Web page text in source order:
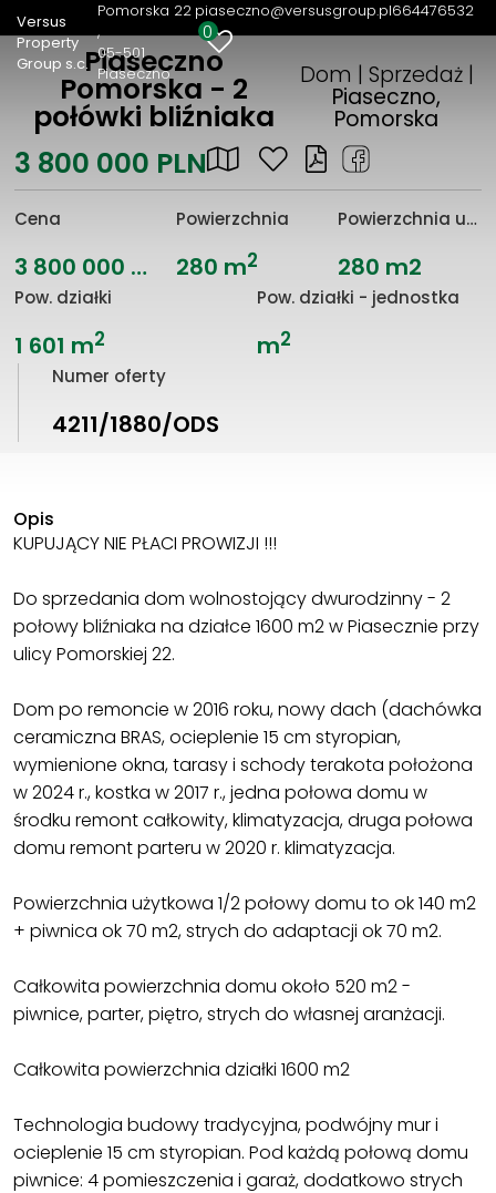
Versus
Property
Group s.c.
Pomorska 22
05-501
Piaseczno
piaseczno@versusgroup.pl664476532
0
Piaseczno
Pomorska - 2
połówki bliźniaka
Dom | Sprzedaż |
Piaseczno,
Pomorska
3 800 000 PLN
Cena
3 800 000 PLN
Powierzchnia
280 m2
Powierzchnia użytkowa
280 m2
Pow. działki
1 601 m2
Pow. działki - jednostka
m2
Numer oferty
4211/1880/ODS
Opis
KUPUJĄCY NIE PŁACI PROWIZJI !!!
Do sprzedania dom wolnostojący dwurodzinny - 2
połowy bliźniaka na działce 1600 m2 w Piasecznie przy
ulicy Pomorskiej 22.
Dom po remoncie w 2016 roku, nowy dach (dachówka
ceramiczna BRAS, ocieplenie 15 cm styropian,
wymienione okna, tarasy i schody terakota położona
w 2024 r., kostka w 2017 r., jedna połowa domu w
środku remont całkowity, klimatyzacja, druga połowa
domu remont parteru w 2020 r. klimatyzacja.
Powierzchnia użytkowa 1/2 połowy domu to ok 140 m2
+ piwnica ok 70 m2, strych do adaptacji ok 70 m2.
Całkowita powierzchnia domu około 520 m2 -
piwnice, parter, piętro, strych do własnej aranżacji.
Całkowita powierzchnia działki 1600 m2
Technologia budowy tradycyjna, podwójny mur i
ocieplenie 15 cm styropian. Pod każdą połową domu
piwnice: 4 pomieszczenia i garaż, dodatkowo strych